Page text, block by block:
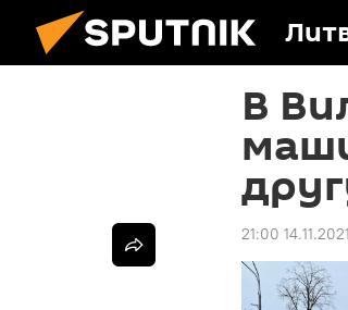
В
21:00 14.11.2021